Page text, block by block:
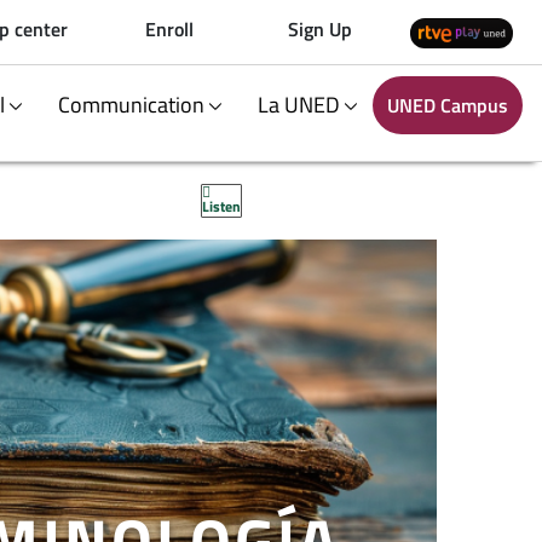
center Enroll Sign Up
Communication La UNED UNED Campus
Listen